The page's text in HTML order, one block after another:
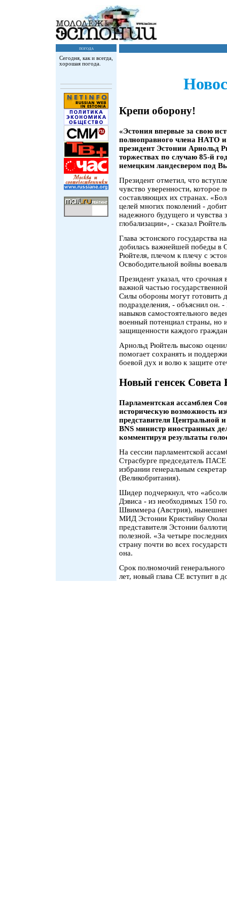
погода
Сегодня, как и всегда,
хорошая погода.
Крепи оборону!
«Эстония впервые за свою
полноправного члена НАТО и
президент Эстонии Арнольд
торжествах по случаю 85-й
немецким ландесвером под
Президент отметил, что
чувство уверенности, которое
составляющих их странах.
целей многих поколений -
надежного будущего и
глобализации», - сказал
Глава эстонского государства
добилась важнейшей победы в
Рюйтеля, плечом к плечу с
Освободительной войны
Президент указал, что срочная
важной частью
Силы обороны могут готовить
подразделения, - объяснил он.
навыков самостоятельного
военный потенциал страны, но
защищенности каждого
Арнольд Рюйтель высоко
помогает сохранять и
боевой дух и волю к защите
Новый генсек
Парламентская ассамблея
историческую возможность
представителя Центральной
BNS министр иностранных
комментируя результаты
На сессии парламентской
Страсбурге председатель
избрании генеральным
(Великобритания).
Шидер подчеркнул, что
Дэвиса - из необходимых 150
Швиммера (Австрия),
МИД Эстонии Кристийну
представителя Эстонии
полезной. «За четыре
страну почти во всех
она.
Срок полномочий генерального
лет, новый глава СЕ вступит в